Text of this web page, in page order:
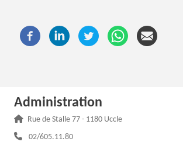
Administration
Adresse :
Rue de Stalle 77 - 1180 Uccle
Téléphone :
02/605.11.80